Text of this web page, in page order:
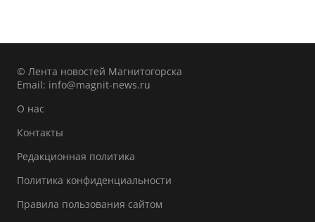
© Лента новостей Магнитогорска
Email: info@magnit-news.ru
О нас
Контакты
Редакционная политика
Политика конфиденциальности
Правила пользования сайтом